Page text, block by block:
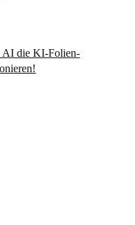
AI die KI-Folien-